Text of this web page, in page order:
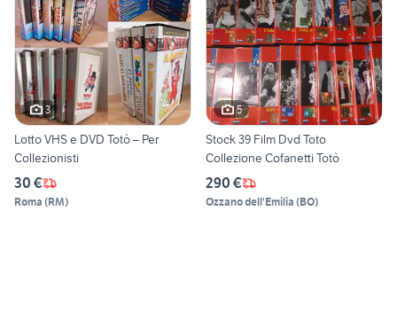
3
Lotto VHS e DVD Totò – Per
Collezionisti
30 €
Roma (RM)
5
Stock 39 Film Dvd Toto
Collezione Cofanetti Totò
290 €
Ozzano dell'Emilia (BO)